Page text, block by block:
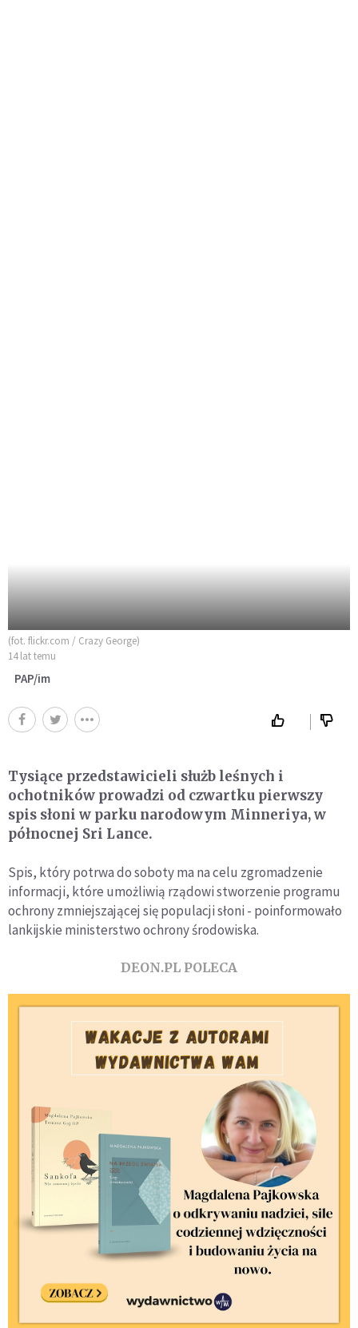
(fot. flickr.com / Crazy George)
14 lat temu
PAP/im
Tysiące przedstawicieli służb leśnych i
ochotników prowadzi od czwartku pierwszy
spis słoni w parku narodowym Minneriya, w
północnej Sri Lance.
Spis, który potrwa do soboty ma na celu zgromadzenie
informacji, które umożliwią rządowi stworzenie programu
ochrony zmniejszającej się populacji słoni - poinformowało
lankijskie ministerstwo ochrony środowiska.
DEON.PL POLECA